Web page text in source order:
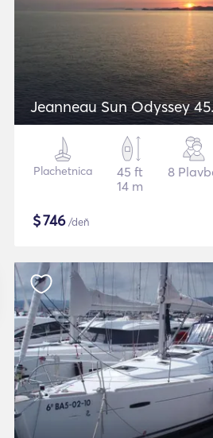
Jeanneau Sun Odyssey
Plachetnica
45 ft
14 m
8
$746/deň